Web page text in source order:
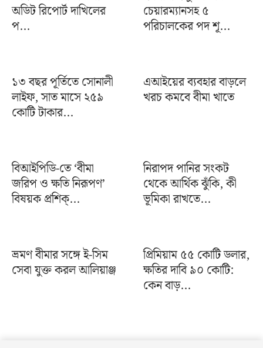
অডিট রিপোর্ট দাখিলের
প...
চেয়ারম্যানসহ ৫
পরিচালকের পদ শূ...
১৩ বছর পূর্তিতে সোনালী
লাইফ, সাত মাসে ২৫৯
কোটি টাকার...
এআইয়ের ব্যবহার বাড়লে
খরচ কমবে বীমা খাতে
বিআইপিডি-তে ‘বীমা
জরিপ ও ক্ষতি নিরূপণ’
বিষয়ক প্রশিক্...
নিরাপদ পানির সংকট
থেকে আর্থিক ঝুঁকি, কী
ভূমিকা রাখতে...
ভ্রমণ বীমার সঙ্গে ই-সিম
সেবা যুক্ত করল আলিয়াঞ্জ
প্রিমিয়াম ৫৫ কোটি ডলার,
ক্ষতির দাবি ৯০ কোটি:
কেন বাড়...